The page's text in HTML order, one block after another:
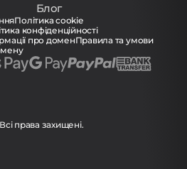
Блог
Політика cookie
конфіденційності
про доменПравила та умови
права захищені.